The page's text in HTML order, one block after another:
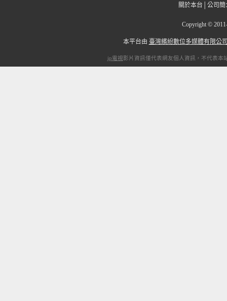
關於本台 公司簡
Copyright ©
本平台由 臺灣繽紛數位多媒體有限公
ip電視影片資訊僅代表網友個人資訊，不代表本